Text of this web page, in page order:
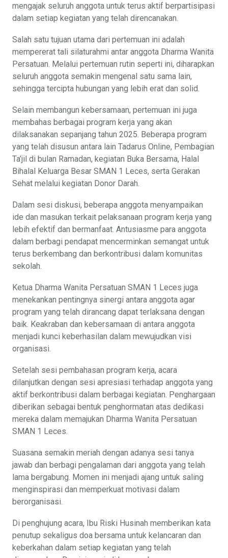
mengajak seluruh anggota untuk terus aktif berpartisipasi
dalam setiap kegiatan yang telah direncanakan.
Salah satu tujuan utama dari pertemuan ini adalah
mempererat tali silaturahmi antar anggota Dharma Wanita
Persatuan. Melalui pertemuan rutin seperti ini, diharapkan
seluruh anggota semakin mengenal satu sama lain,
sehingga tercipta hubungan yang lebih erat dan solid.
Selain membangun kebersamaan, pertemuan ini juga
membahas berbagai program kerja yang akan
dilaksanakan sepanjang tahun 2025. Beberapa program
yang telah disusun antara lain Tadarus Online, Pembagian
Ta’jil di bulan Ramadan, kegiatan Buka Bersama, Halal
Bihalal Keluarga Besar SMAN 1 Leces, serta Gerakan
Sehat melalui kegiatan Donor Darah.
Dalam sesi diskusi, beberapa anggota menyampaikan
ide dan masukan terkait pelaksanaan program kerja yang
lebih efektif dan bermanfaat. Antusiasme para anggota
dalam berbagi pendapat mencerminkan semangat untuk
terus berkembang dan berkontribusi dalam komunitas
sekolah.
Ketua Dharma Wanita Persatuan SMAN 1 Leces juga
menekankan pentingnya sinergi antara anggota agar
program yang telah dirancang dapat terlaksana dengan
baik. Keakraban dan kebersamaan di antara anggota
menjadi kunci keberhasilan dalam mewujudkan visi
organisasi.
Setelah sesi pembahasan program kerja, acara
dilanjutkan dengan sesi apresiasi terhadap anggota yang
aktif berkontribusi dalam berbagai kegiatan. Penghargaan
diberikan sebagai bentuk penghormatan atas dedikasi
mereka dalam memajukan Dharma Wanita Persatuan
SMAN 1 Leces.
Suasana semakin meriah dengan adanya sesi tanya
jawab dan berbagi pengalaman dari anggota yang telah
lama bergabung. Momen ini menjadi ajang untuk saling
menginspirasi dan memperkuat motivasi dalam
berorganisasi.
Di penghujung acara, Ibu Riski Husinah memberikan kata
penutup sekaligus doa bersama untuk kelancaran dan
keberkahan dalam setiap kegiatan yang telah